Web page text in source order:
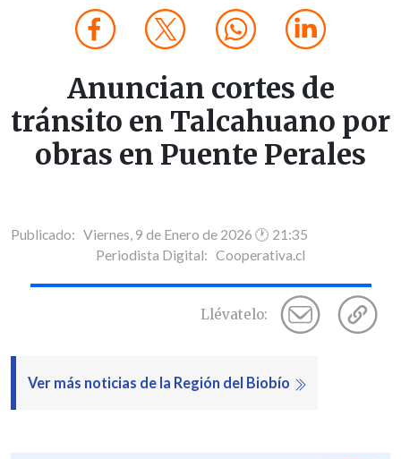
Anuncian cortes de
tránsito en Talcahuano por
obras en Puente Perales
Publicado: Viernes, 9 de Enero de 2026 🕐 21:35
Periodista Digital: Cooperativa.cl
Llévatelo:
Ver más noticias de la Región del Biobío